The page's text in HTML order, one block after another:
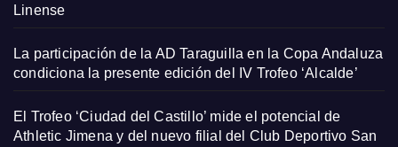
Linense
La participación de la AD Taraguilla en la Copa Andaluza
condiciona la presente edición del IV Trofeo ‘Alcalde’
El Trofeo ‘Ciudad del Castillo’ mide el potencial de
Athletic Jimena y del nuevo filial del Club Deportivo San